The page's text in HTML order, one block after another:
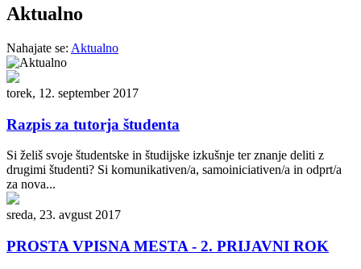
Aktualno
Nahajate se: Aktualno
torek, 12. september 2017
Razpis za tutorja študenta
Si želiš svoje študentske in študijske izkušnje ter znanje deliti z
drugimi študenti? Si komunikativen/a, samoiniciativen/a in odprt/a
za nova...
sreda, 23. avgust 2017
PROSTA VPISNA MESTA - 2. PRIJAVNI ROK